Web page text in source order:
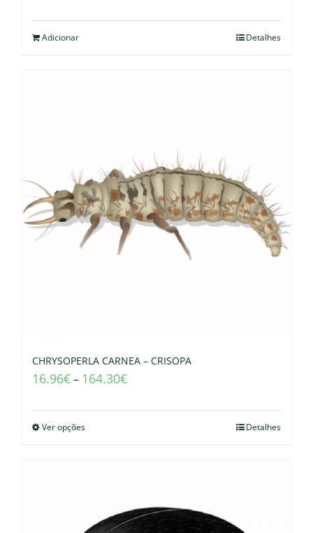
Adicionar Detalhes
CHRYSOPERLA CARNEA – CRISOPA
16.96€– 164.30€
Ver opções Detalhes